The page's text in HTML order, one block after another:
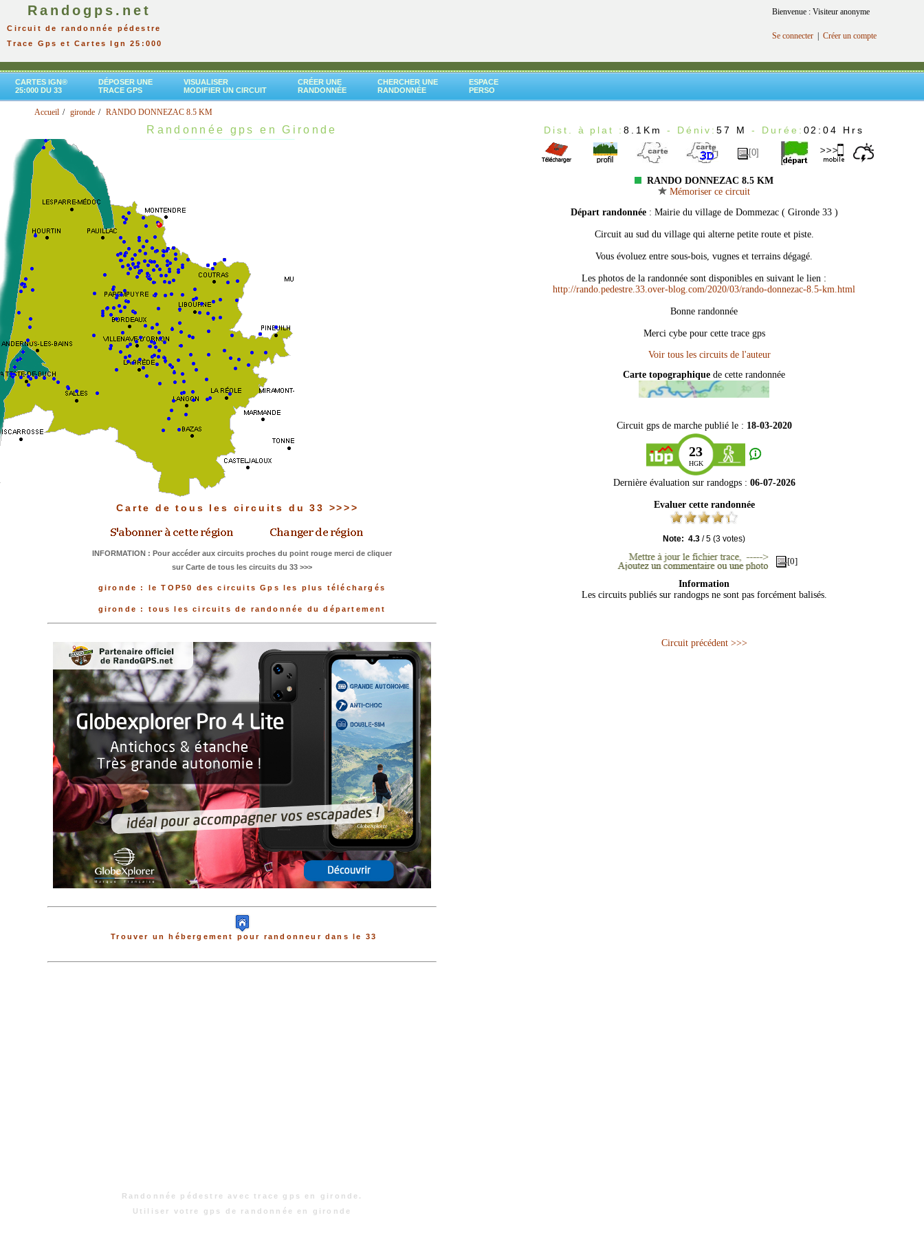
Randogps.net
Circuit de randonnée pédestre
Trace Gps et Cartes Ign 25:000
Bienvenue : Visiteur anonyme
Se connecter Créer un compte
CARTES IGN®
25:000 DU 33
DÉPOSER UNE
TRACE GPS
VISUALISER
MODIFIER UN CIRCUIT
CRÉER UNE
RANDONNÉE
CHERCHER UNE
RANDONNÉE
ESPACE
PERSO
Accueil gironde RANDO DONNEZAC 8.5 KM
Randonnée gps en Gironde
Carte de tous les circuits du 33 >>>>
INFORMATION : Pour accéder aux circuits proches du point rouge merci de cliquer
sur Carte de tous les circuits du 33 >>>
gironde : le TOP50 des circuits Gps les plus téléchargés
gironde : tous les circuits de randonnée du département
Trouver un hébergement pour randonneur dans le 33
Randonnée pédestre avec trace gps en gironde.
Utiliser votre gps de randonnée en gironde
Dist. à plat :8.1Km - Déniv:57 M- Durée: 02:04 Hrs
[0]
RANDO DONNEZAC 8.5 KM
Mémoriser ce circuit
Départ randonnée : Mairie du village de Dommezac ( Gironde 33 )
Circuit au sud du village qui alterne petite route et piste.
Vous évoluez entre sous-bois, vugnes et terrains dégagé.
Les photos de la randonnée sont disponibles en suivant le lien :
http://rando.pedestre.33.over-blog.com/2020/03/rando-donnezac-8.5-km.html
Bonne randonnée
Merci cybe pour cette trace gps
Carte topographique de cette randonnée
Circuit gps de marche publié le : 18-03-2020
23
HGK
Dernière évaluation sur randogps : 06-07-2026
Evaluer cette randonnée
Note: 4.3 /5 (3 votes)
[0]
Information
Les circuits publiés sur randogps ne sont pas forcément balisés.
Circuit précédent >>>